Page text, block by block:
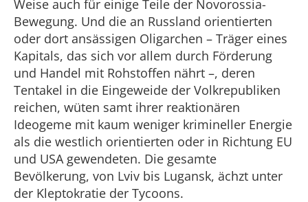
Weise auch für einige Teile der Novorossia-
Bewegung. Und die an Russland orientierten
oder dort ansässigen Oligarchen – Träger eines
Kapitals, das sich vor allem durch Förderung
und Handel mit Rohstoffen nährt –, deren
Tentakel in die Eingeweide der Volkrepubliken
reichen, wüten samt ihrer reaktionären
Ideogeme mit kaum weniger krimineller Energie
als die westlich orientierten oder in Richtung EU
und USA gewendeten. Die gesamte
Bevölkerung, von Lviv bis Lugansk, ächzt unter
der Kleptokratie der Tycoons.